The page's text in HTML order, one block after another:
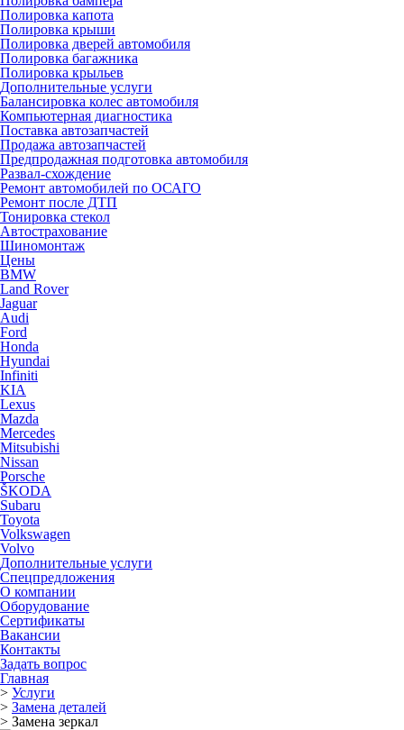
Полировка капота
Полировка крыши
Полировка дверей автомобиля
Полировка багажника
Полировка крыльев
Дополнительные услуги
Балансировка колес автомобиля
Компьютерная диагностика
Поставка автозапчастей
Продажа автозапчастей
Предпродажная подготовка автомобиля
Развал-схождение
Ремонт автомобилей по ОСАГО
Ремонт после ДТП
Тонировка стекол
Автострахование
Шиномонтаж
Цены
BMW
Land Rover
Jaguar
Audi
Ford
Honda
Hyundai
Infiniti
KIA
Lexus
Mazda
Mercedes
Mitsubishi
Nissan
Porsche
ŠKODA
Subaru
Toyota
Volkswagen
Volvo
Дополнительные услуги
Спецпредложения
О компании
Оборудование
Сертификаты
Вакансии
Контакты
Задать вопрос
Главная
> Услуги
> Замена деталей
> Замена зеркал